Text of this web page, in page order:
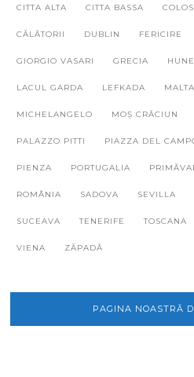
CITTA ALTA CITTA BASSA
CĂLĂTORII DUBLIN FERICIRE
GIORGIO VASARI GRECIA
LACUL GARDA LEFKADA MALTA
MICHELANGELO MOȘ CRĂCIUN
PALAZZO PITTI PIAZZA DEL
PIENZA PORTUGALIA
ROMÂNIA SADOVA SEVILLA
SUCEAVA TENERIFE TOSCANA
VIENA ZĂPADĂ
PAGINA NOASTRĂ